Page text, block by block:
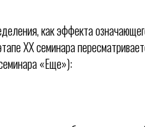
как эффекта
XX семинара
«Еще»):